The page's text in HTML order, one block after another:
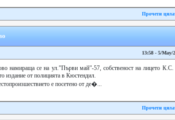
Прочети
13:58 - 5/May/
намираща се на ул.”Първи май”-57, собственост на лицето К.С.
издание от полицията в Кюстендил.
е посетено от де�...
Прочети